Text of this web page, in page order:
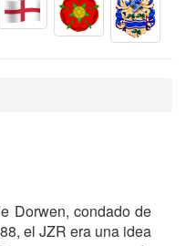
Dorwen, condado de
el JZR era una idea